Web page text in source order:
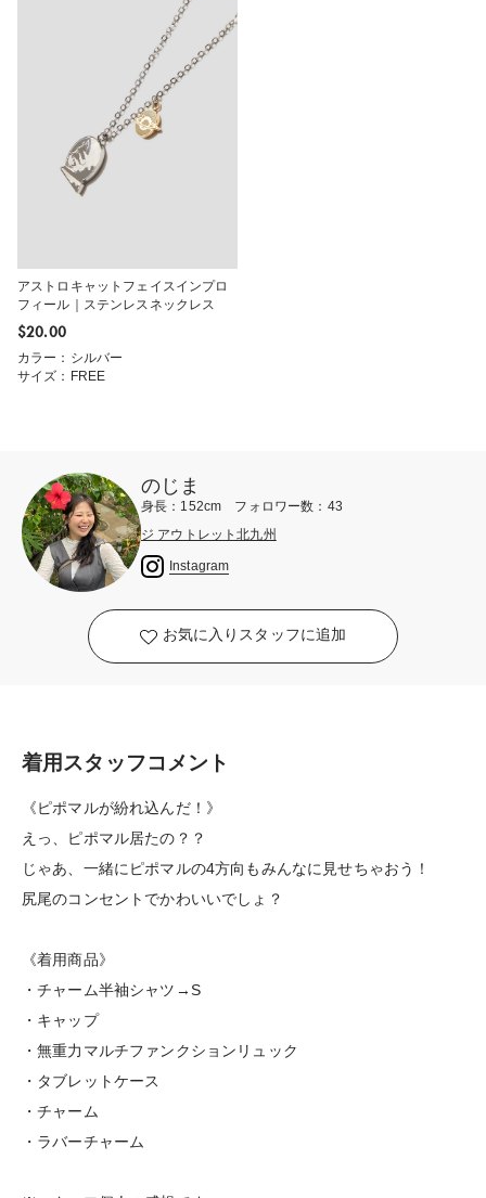
アストロキャットフェイスインプロ
フィール｜ステンレスネックレス
$‌20.00
カラー：シルバー
サイズ：FREE
のじま
身長：152cm フォロワー数：43
ジ アウトレット北九州
Instagram
お気に入りスタッフに追加
着用スタッフコメント
《ピポマルが紛れ込んだ！》
えっ、ピポマル居たの？？
じゃあ、一緒にピポマルの4方向もみんなに見せちゃおう！
尻尾のコンセントでかわいいでしょ？
《着用商品》
・チャーム半袖シャツ→S
・キャップ
・無重力マルチファンクションリュック
・タブレットケース
・チャーム
・ラバーチャーム